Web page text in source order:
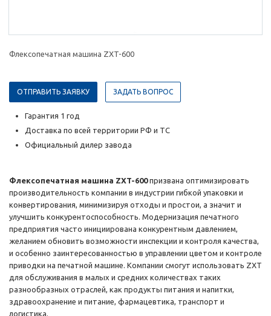
Флексопечатная машина ZXT-600
ОТПРАВИТЬ ЗАЯВКУ ЗАДАТЬ ВОПРОС
Гарантия 1 год
Доставка по всей территории РФ и ТС
Официальный дилер завода
Флексопечатная машина ZXT-600призвана оптимизировать
производительность компании в индустрии гибкой упаковки и
конвертирования, минимизируя отходы и простои, а значит и
улучшить конкурентоспособность. Модернизация печатного
предприятия часто инициирована конкурентным давлением,
желанием обновить возможности инспекции и контроля качества,
и особенно заинтересованностью в управлении цветом и контроле
приводки на печатной машине. Компании смогут использовать ZXT
для обслуживания в малых и средних количествах таких
разнообразных отраслей, как продукты питания и напитки,
здравоохранение и питание, фармацевтика, транспорт и
логистика.